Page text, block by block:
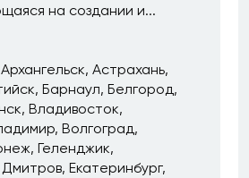
на создании и...
Архангельск Астрахань
Барнаул Белгород
Владивосток
Волгоград
Геленджик
Дмитров Екатеринбург